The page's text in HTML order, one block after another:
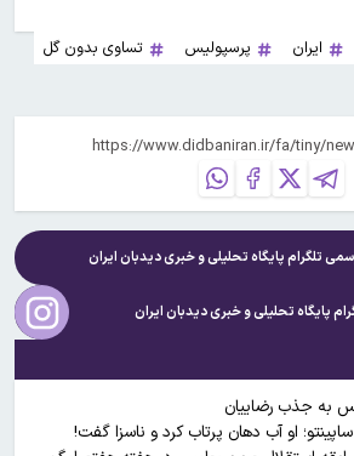
ایران پرسپولیس
تساوی بدون گل
تلگرام پایگاه تحلیلی و خبریدیدبان ایران
پایگاه تحلیلی و خبریدیدبان ایران
به جذب رضاییان
او آب دهان پرتاب کرد و ناسزا گفت!